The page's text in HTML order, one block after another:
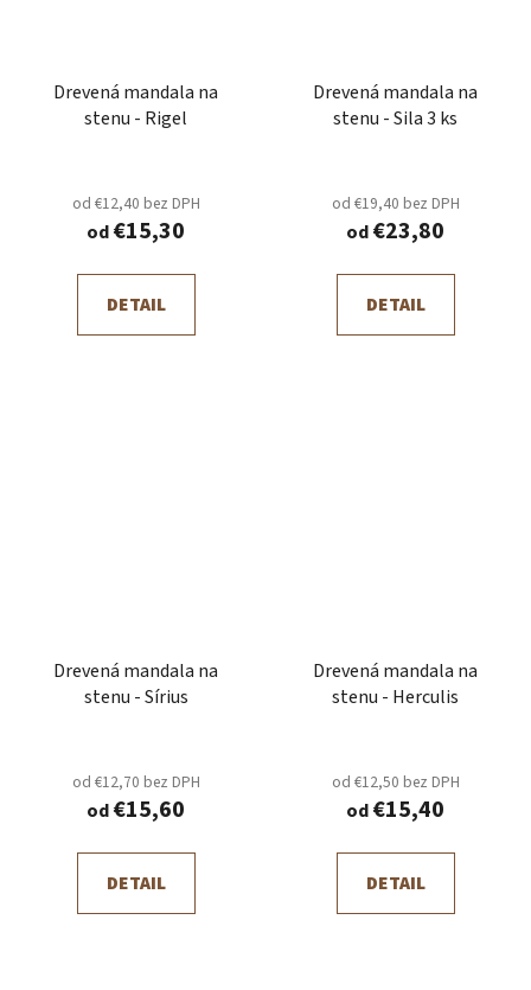
Drevená mandala na
stenu - Rigel
od €12,40 bez DPH
od€15,30
DETAIL
Drevená mandala na
stenu - Sila 3 ks
od €19,40 bez DPH
od€23,80
DETAIL
Drevená mandala na
stenu - Sírius
od €12,70 bez DPH
od€15,60
DETAIL
Drevená mandala na
stenu - Herculis
od €12,50 bez DPH
od€15,40
DETAIL